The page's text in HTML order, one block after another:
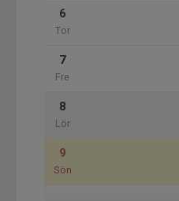
6
Tor
7
Fre
8
Lör
9
Sön